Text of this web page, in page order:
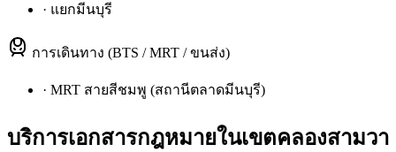
· แยกมีนบุรี
การเดินทาง (BTS / MRT / ขนส่ง)
· MRT สายสีชมพู (สถานีตลาดมีนบุรี)
บริการเอกสารกฎหมายในเขตคลองสามวา